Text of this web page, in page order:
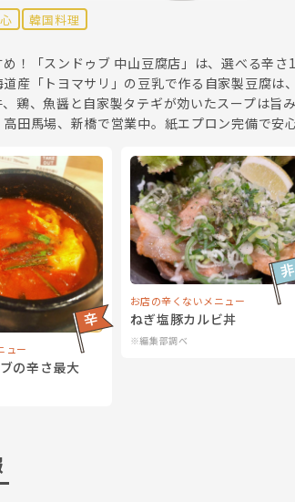
韓国料理
！「スンドゥブ 中山豆腐店」は、選べる辛
産「トヨマサリ」の豆乳で作る自家製豆腐は
鶏、魚醤と自家製タテギが効いたスープは旨
田馬場、新橋で営業中。紙エプロン完備で安
ュー
の辛さ最大
お店の辛くないメニュー
ねぎ塩豚カルビ丼
※編集部調べ